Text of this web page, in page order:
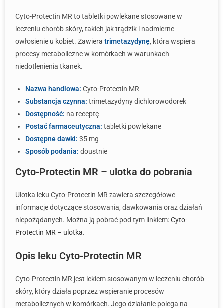
Cyto-Protectin MR to tabletki powlekane stosowane w
leczeniu chorób skóry, takich jak trądzik i nadmierne
owłosienie u kobiet. Zawiera trimetazydynę, która wspiera
procesy metaboliczne w komórkach w warunkach
niedotlenienia tkanek.
Nazwa handlowa: Cyto-Protectin MR
Substancja czynna: trimetazydyny dichlorowodorek
Dostępność: na receptę
Postać farmaceutyczna: tabletki powlekane
Dostępne dawki: 35 mg
Sposób podania: doustnie
Cyto-Protectin MR – ulotka do pobrania
Ulotka leku Cyto-Protectin MR zawiera szczegółowe
informacje dotyczące stosowania, dawkowania oraz działań
niepożądanych. Można ją pobrać pod tym linkiem:Cyto-
Protectin MR – ulotka.
Opis leku Cyto-Protectin MR
Cyto-Protectin MR jest lekiem stosowanym w leczeniu chorób
skóry, który działa poprzez wspieranie procesów
metabolicznych w komórkach. Jego działanie polega na